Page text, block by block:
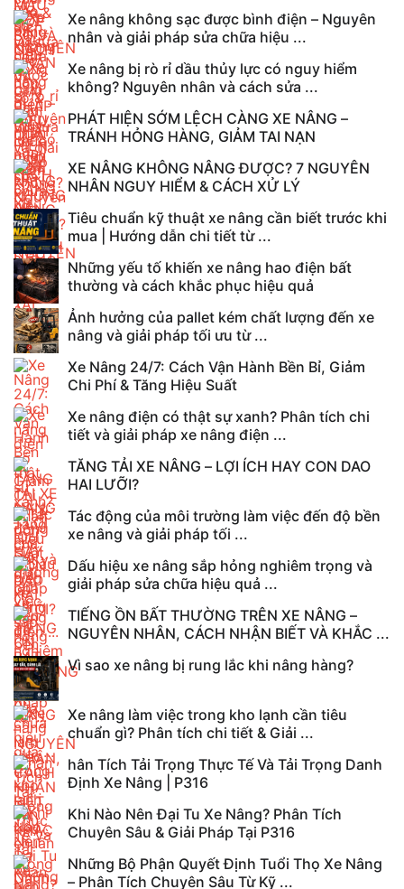
Xe nâng không sạc được bình điện – Nguyên
nhân và giải pháp sửa chữa hiệu ...
Xe nâng bị rò rỉ dầu thủy lực có nguy hiểm
không? Nguyên nhân và cách sửa ...
PHÁT HIỆN SỚM LỆCH CÀNG XE NÂNG –
TRÁNH HỎNG HÀNG, GIẢM TAI NẠN
XE NÂNG KHÔNG NÂNG ĐƯỢC? 7 NGUYÊN
NHÂN NGUY HIỂM & CÁCH XỬ LÝ
Tiêu chuẩn kỹ thuật xe nâng cần biết trước khi
mua | Hướng dẫn chi tiết từ ...
Những yếu tố khiến xe nâng hao điện bất
thường và cách khắc phục hiệu quả
Ảnh hưởng của pallet kém chất lượng đến xe
nâng và giải pháp tối ưu từ ...
Xe Nâng 24/7: Cách Vận Hành Bền Bỉ, Giảm
Chi Phí & Tăng Hiệu Suất
Xe nâng điện có thật sự xanh? Phân tích chi
tiết và giải pháp xe nâng điện ...
TĂNG TẢI XE NÂNG – LỢI ÍCH HAY CON DAO
HAI LƯỠI?
Tác động của môi trường làm việc đến độ bền
xe nâng và giải pháp tối ...
Dấu hiệu xe nâng sắp hỏng nghiêm trọng và
giải pháp sửa chữa hiệu quả ...
TIẾNG ỒN BẤT THƯỜNG TRÊN XE NÂNG –
NGUYÊN NHÂN, CÁCH NHẬN BIẾT VÀ KHẮC ...
Vì sao xe nâng bị rung lắc khi nâng hàng?
Xe nâng làm việc trong kho lạnh cần tiêu
chuẩn gì? Phân tích chi tiết & Giải ...
hân Tích Tải Trọng Thực Tế Và Tải Trọng Danh
Định Xe Nâng | P316
Khi Nào Nên Đại Tu Xe Nâng? Phân Tích
Chuyên Sâu & Giải Pháp Tại P316
Những Bộ Phận Quyết Định Tuổi Thọ Xe Nâng
– Phân Tích Chuyên Sâu Từ Kỹ ...